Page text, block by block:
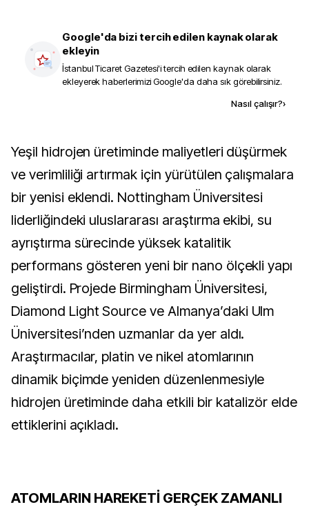
Google'da bizi tercih edilen kaynak olarak
ekleyin
İstanbul Ticaret Gazetesi'i tercih edilen kaynak olarak
ekleyerek haberlerimizi Google'da daha sık görebilirsiniz.
Nasıl çalışır?›
Yeşil hidrojen üretiminde maliyetleri düşürmek
ve verimliliği artırmak için yürütülen çalışmalara
bir yenisi eklendi. Nottingham Üniversitesi
liderliğindeki uluslararası araştırma ekibi, su
ayrıştırma sürecinde yüksek katalitik
performans gösteren yeni bir nano ölçekli yapı
geliştirdi. Projede Birmingham Üniversitesi,
Diamond Light Source ve Almanya’daki Ulm
Üniversitesi’nden uzmanlar da yer aldı.
Araştırmacılar, platin ve nikel atomlarının
dinamik biçimde yeniden düzenlenmesiyle
hidrojen üretiminde daha etkili bir katalizör elde
ettiklerini açıkladı.
ATOMLARIN HAREKETİ GERÇEK ZAMANLI